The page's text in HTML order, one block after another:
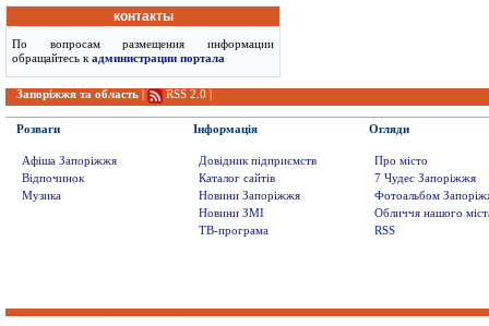
контакты
По вопросам размещения информации
обращайтесь к администрации портала
Запоріжжя та область RSS 2.0
Розваги
Афіша Запоріжжя
Відпочинок
Музика
Інформація
Довідник підприємств
Каталог сайтів
Новини Запоріжжя
Новини ЗМІ
ТВ-програма
Огляди
Про місто
7 Чудес Запоріжжя
Фотоальбом
Обличчя нашого
RSS